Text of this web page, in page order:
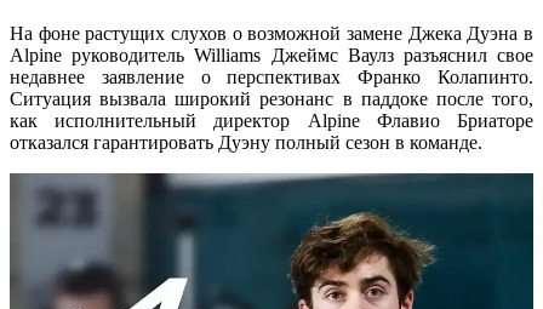
На фоне растущих слухов о возможной замене Джека Дуэна в
Alpine руководитель Williams Джеймс Ваулз разъяснил свое
недавнее заявление о перспективах Франко Колапинто.
Ситуация вызвала широкий резонанс в паддоке после того,
как исполнительный директор Alpine Флавио Бриаторе
отказался гарантировать Дуэну полный сезон в команде.